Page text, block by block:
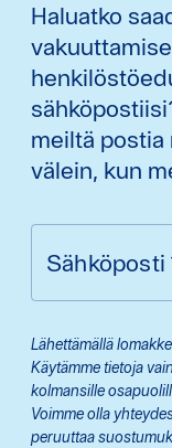
Haluatko
meiltä postia
välein, kun
Sähköposti
Lähettämällä
Käytämme tietoja
kolmansille
Voimme olla
peruuttaa